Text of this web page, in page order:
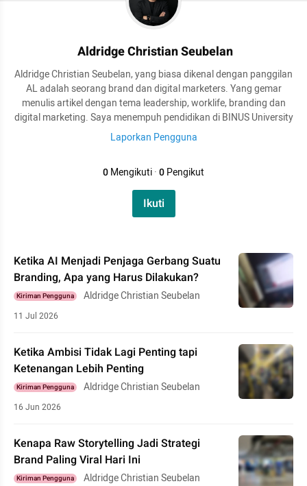
Aldridge Christian Seubelan
Aldridge Christian Seubelan, yang biasa dikenal dengan panggilan
AL adalah seorang brand dan digital marketers. Yang gemar
menulis artikel dengan tema leadership, worklife, branding dan
digital marketing. Saya menempuh pendidikan di BINUS University
Laporkan Pengguna
0Mengikuti·0Pengikut
Ikuti
Ketika AI Menjadi Penjaga Gerbang Suatu
Branding, Apa yang Harus Dilakukan?
Kiriman Pengguna Aldridge Christian Seubelan
11 Jul 2026
Ketika Ambisi Tidak Lagi Penting tapi
Ketenangan Lebih Penting
Kiriman Pengguna Aldridge Christian Seubelan
16 Jun 2026
Kenapa Raw Storytelling Jadi Strategi
Brand Paling Viral Hari Ini
Kiriman Pengguna Aldridge Christian Seubelan